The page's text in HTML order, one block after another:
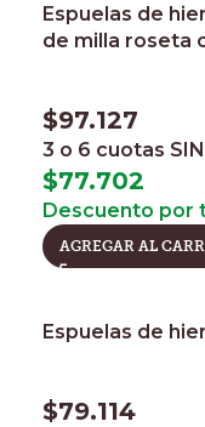
Espuelas de
de milla roseta
$97.127
3 o 6 cuotas
$77.702
Descuento por
AGREGAR AL
Espuelas de
$79.114